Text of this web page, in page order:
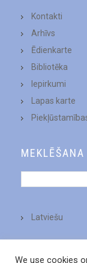
Kontakti
Arhīvs
Ēdienkarte
Bibliotēka
Iepirkumi
Lapas karte
MEKLĒŠANA
Latviešu
We use cookies